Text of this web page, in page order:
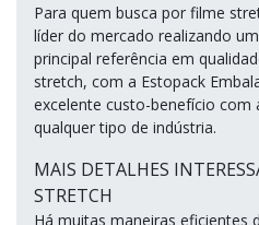
Para quem busca por filme
líder do mercado realizando
principal referência em
stretch, com a Estopack
excelente custo-benefício com
qualquer tipo de indústria.
MAIS DETALHES
STRETCH
Há muitas maneiras eficientes